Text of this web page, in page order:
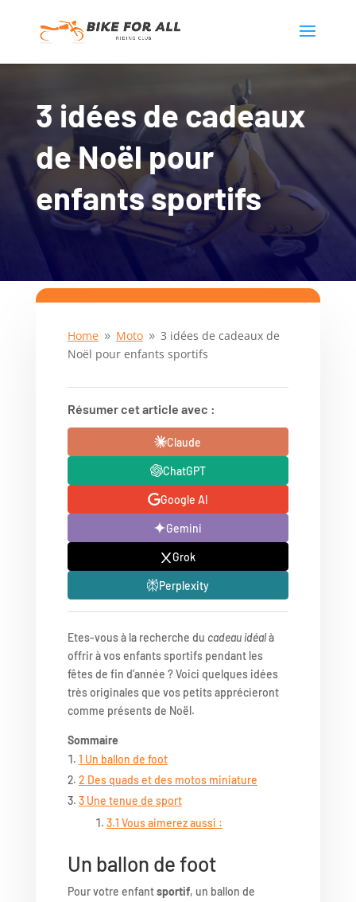
3 idées de cadeaux
de Noël pour
enfants sportifs
Home 9 Moto 9 3 idées de cadeaux de
Noël pour enfants sportifs
Résumer cet article avec :
Claude
ChatGPT
Google AI
Gemini
Grok
Perplexity
Etes-vous à la recherche du cadeau idéalà
offrir à vos enfants sportifs pendant les
fêtes de fin d’année ? Voici quelques idées
très originales que vos petits apprécieront
comme présents de Noël.
Sommaire
1 Un ballon de foot
2 Des quads et des motos miniature
3 Une tenue de sport
3.1 Vous aimerez aussi :
Un ballon de foot
Pour votre enfantsportif, un ballon de